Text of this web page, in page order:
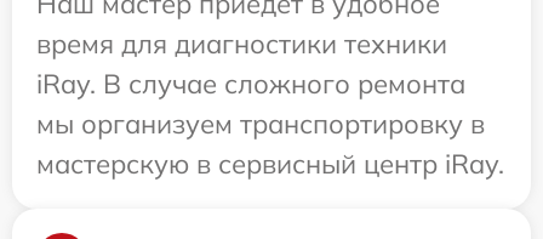
время для диагностики техники
iRay. В случае сложного ремонта
мы организуем транспортировку в
мастерскую в сервисный центр iRay.